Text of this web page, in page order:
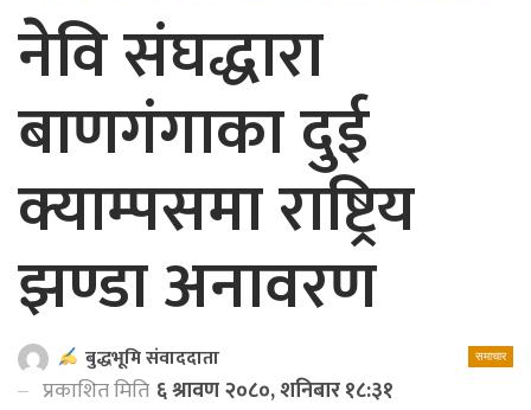
नेवि संघद्धारा
बाणगंगाका दुई
क्याम्पसमा राष्ट्रिय
झण्डा अनावरण
समाचार
बुद्धभूमि संवाददाता
प्रकाशित मिति ६ श्रावण २०८०, शनिबार १८:३१